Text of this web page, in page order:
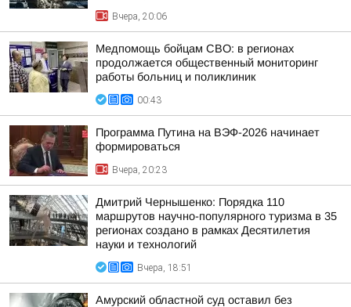
Вчера, 20:06
Медпомощь бойцам СВО: в регионах
продолжается общественный мониторинг
работы больниц и поликлиник
00:43
Программа Путина на ВЭФ-2026 начинает
формироваться
Вчера, 20:23
Дмитрий Чернышенко: Порядка 110
маршрутов научно-популярного туризма в 35
регионах создано в рамках Десятилетия
науки и технологий
Вчера, 18:51
Амурский областной суд оставил без